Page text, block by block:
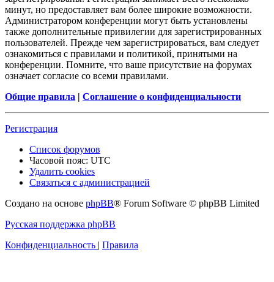
минут, но предоставляет вам более широкие возможности.
Администратором конференции могут быть установлены
также дополнительные привилегии для зарегистрированных
пользователей. Прежде чем зарегистрироваться, вам следует
ознакомиться с правилами и политикой, принятыми на
конференции. Помните, что ваше присутствие на форумах
означает согласие со всеми правилами.
Общие правила | Соглашение о конфиденциальности
Регистрация
Список форумов
Часовой пояс: UTC
Удалить cookies
Связаться с администрацией
Создано на основе phpBB® Forum Software © phpBB Limited
Русская поддержка phpBB
Конфиденциальность | Правила